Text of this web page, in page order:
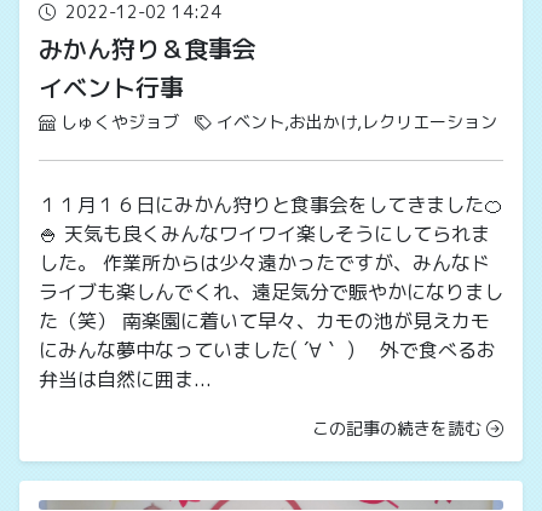
2022-12-02 14:24
みかん狩り＆食事会
イベント行事
しゅくやジョブ イベント,お出かけ,レクリエーション
１１月１６日にみかん狩りと食事会をしてきました🍊
🍚 天気も良くみんなワイワイ楽しそうにしてられま
した。 作業所からは少々遠かったですが、みんなド
ライブも楽しんでくれ、遠足気分で賑やかになりまし
た（笑） 南楽園に着いて早々、カモの池が見えカモ
にみんな夢中なっていました( ´∀｀ ) 外で食べるお
弁当は自然に囲ま...
この記事の続きを読む